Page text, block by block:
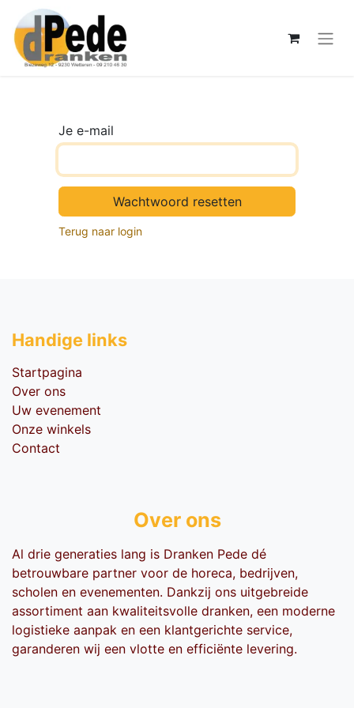
Je e-mail
Wachtwoord resetten
Terug naar login
Handige li​nks
Startpagina
Over ons
Uw evenement
Onze winkels
Contact
Over ons
Al drie generaties lang is Dranken Pede dé
betrouwbare partner voor de horeca, bedrijven,
scholen en evenementen. Dankzij ons uitgebreide
assortiment aan kwaliteitsvolle dranken, een moderne
logistieke aanpak en een klantgerichte service,
garanderen wij een vlotte en efficiënte levering.